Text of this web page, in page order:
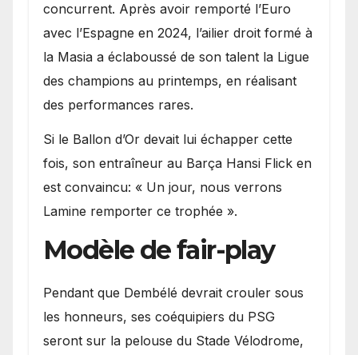
concurrent. Après avoir remporté l’Euro
avec l’Espagne en 2024, l’ailier droit formé à
la Masia a éclaboussé de son talent la Ligue
des champions au printemps, en réalisant
des performances rares.
Si le Ballon d’Or devait lui échapper cette
fois, son entraîneur au Barça Hansi Flick en
est convaincu: « Un jour, nous verrons
Lamine remporter ce trophée ».
Modèle de fair-play
Pendant que Dembélé devrait crouler sous
les honneurs, ses coéquipiers du PSG
seront sur la pelouse du Stade Vélodrome,